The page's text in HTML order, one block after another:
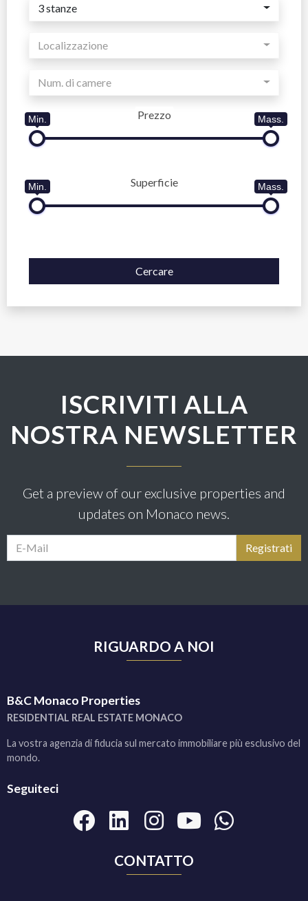
3 stanze
Localizzazione
Num. di camere
Prezzo
Min. Mass.
Superficie
Min. Mass.
Cercare
ISCRIVITI ALLA
NOSTRA NEWSLETTER
Get a preview of our exclusive properties and
updates on Monaco news.
RIGUARDO A NOI
B&C Monaco Properties
RESIDENTIAL REAL ESTATE MONACO
La vostra agenzia di fiducia sul mercato immobiliare più esclusivo del
mondo.
Seguiteci
CONTATTO